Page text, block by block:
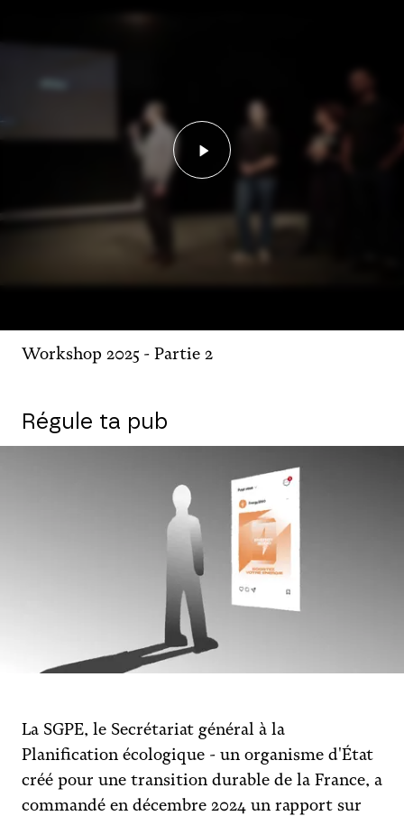
Lancer la vidéo -
Workshop 2025 - Partie 2
Régule ta pub
La SGPE, le Secrétariat général à la
Planification écologique - un organisme d'État
créé pour une transition durable de la France, a
commandé en décembre 2024 un rapport sur